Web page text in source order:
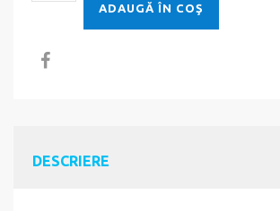
ADAUGĂ ÎN COŞ
DESCRIERE